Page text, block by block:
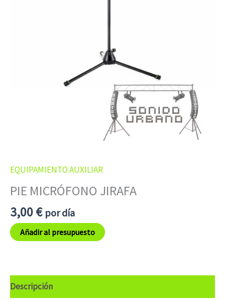
EQUIPAMIENTO AUXILIAR
PIE MICRÓFONO JIRAFA
3,00€ por día
Añadir al presupuesto
Descripción